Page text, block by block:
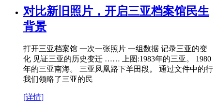
对比新旧照片，开启三亚档案馆民生
背景
打开三亚档案馆 一次一张照片 一组数据 记录三亚的变
化 见证三亚的历史变迁 …… 上图:1983年的三亚。 1980
年的三亚南海。 三亚凤凰路下羊田段。 通过文件中的行
我们领略了三亚的民
[详情]